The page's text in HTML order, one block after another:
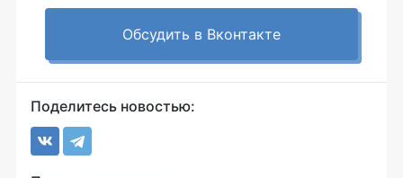
Обсудить в Вконтакте
Поделитесь новостью: